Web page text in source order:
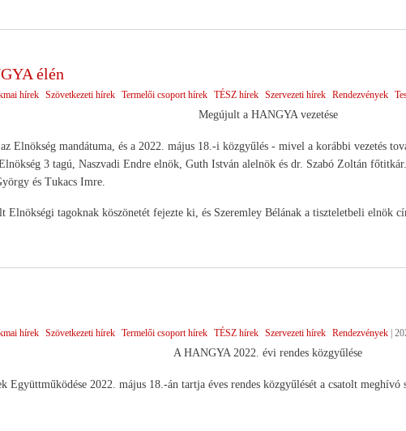
élén
hírek Szövetkezeti hírek Termelői csoport hírek TÉSZ hírek Szervezeti hírek Rendezvények
Megújult a HANGYA vezetése
Elnökség mandátuma, és a 2022. május 18.-i közgyűlés - mivel a korábbi vezetés
3 tagú, Naszvadi Endre elnök, Guth István alelnök és dr. Szabó Zoltán
és Tukacs Imre.
Elnökségi tagoknak köszönetét fejezte ki, és Szeremley Bélának a tiszteletbeli elnök
hírek Szövetkezeti hírek Termelői csoport hírek TÉSZ hírek Szervezeti hírek Rendezvények
A HANGYA 2022. évi rendes közgyűlése
Együttműködése 2022. május 18.-án tartja éves rendes közgyűlését a csatolt meghívó